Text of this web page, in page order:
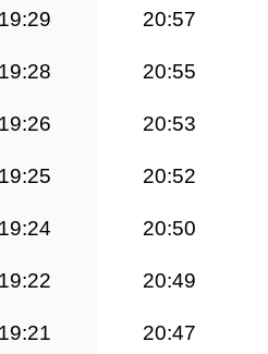
19:29 20:57
19:28 20:55
19:26 20:53
19:25 20:52
19:24 20:50
19:22 20:49
19:21 20:47